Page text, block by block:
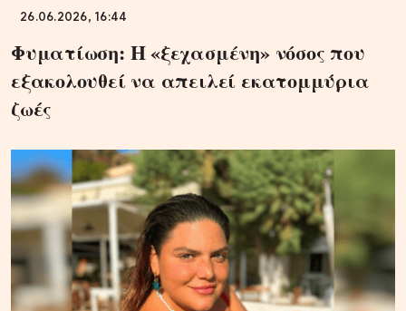
26.06.2026, 16:44
Φυματίωση: Η «ξεχασμένη» νόσος που
εξακολουθεί να απειλεί εκατομμύρια
ζωές